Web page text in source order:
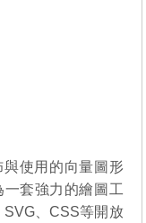
與使用的向量圖形
套強力的繪圖工
、CSS等開放